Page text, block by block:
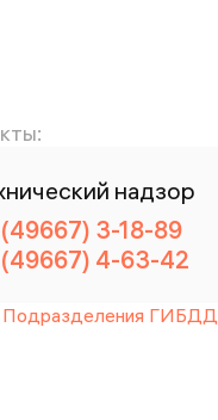
надзор
3-18-89
4-63-42
Подразделения ГИБДД